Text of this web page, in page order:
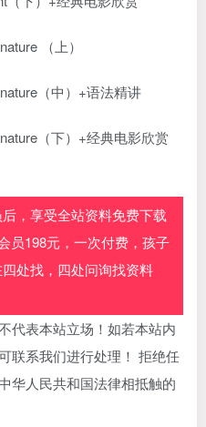
（上）
（中）+语法精讲
（下）+经典电影欣赏
，享受全站资料免费下载
员198元，一次付费，孩子
处找，四处问询找资料
代表本站立场！如若本站内
联系我们进行处理！ 拒绝任
华人民共和国法律相抵触的